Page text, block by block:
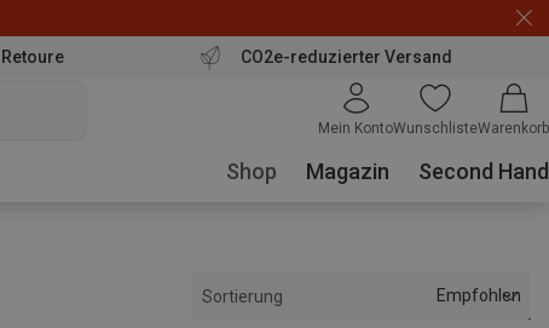
CO2e-reduzierter Versand
Mein KontoWunschlisteWarenkorb
Shop Magazin Second Hand
Sortierung Empfohlen